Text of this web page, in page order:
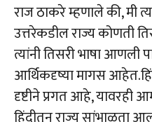
राज ठाकरे म्हणाले की, मी
उत्तरेकडील राज्य कोणती
त्यांनी तिसरी भाषा आणली
आर्थिकदृष्या मागस
दृष्टीने प्रगत आहे, यावरही